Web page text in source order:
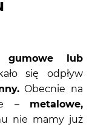
gumowe lub
się odpływ
Obecnie na
– metalowe,
nie mamy już